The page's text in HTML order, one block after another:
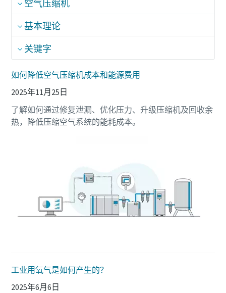
空气压缩机
基本理论
关键字
如何降低空气压缩机成本和能源费用
2025年11月25日
了解如何通过修复泄漏、优化压力、升级压缩机及回收余
热，降低压缩空气系统的能耗成本。
工业用氧气是如何产生的？
2025年6月6日